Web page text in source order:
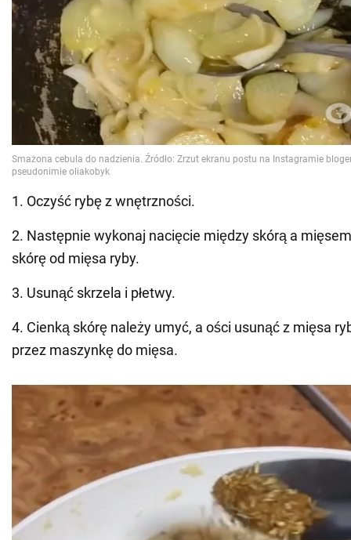
1. Oczyść rybę z wnętrzności.
2. Następnie wykonaj nacięcie między skórą a
skórę od mięsa ryby.
3. Usunąć skrzela i płetwy.
4. Cienką skórę należy umyć, a ości usunąć z mięsa
przez maszynkę do mięsa.